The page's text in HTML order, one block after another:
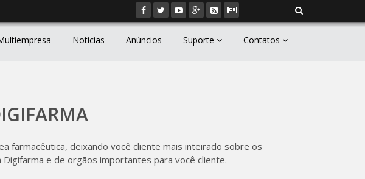
Notícias Anúncios Suporte Contatos
farmacêutica, deixando você cliente mais inteirado sobre os
e de orgãos importantes para você cliente.